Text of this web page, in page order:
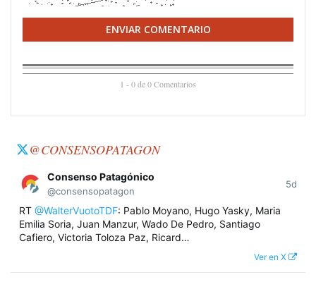
ENVIAR COMENTARIO
1 - 0 de 0 Comentarios
@CONSENSOPATAGON
Consenso Patagónico
@consensopatagon
5d
RT @WalterVuotoTDF: Pablo Moyano, Hugo Yasky, Maria
Emilia Soria, Juan Manzur, Wado De Pedro, Santiago
Cafiero, Victoria Toloza Paz, Ricard…
Ver en X